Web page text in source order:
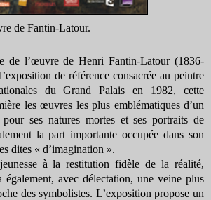
de Fantin-Latour.
de l’œuvre de Henri Fantin-Latour (1836-
de référence consacrée au peintre
du Grand Palais en 1982, cette
les œuvres les plus emblématiques d’un
ses natures mortes et ses portraits de
la part importante occupée dans son
dites « d’imagination ».
à la restitution fidèle de la réalité,
également, avec délectation, une veine plus
des symbolistes. L’exposition propose un